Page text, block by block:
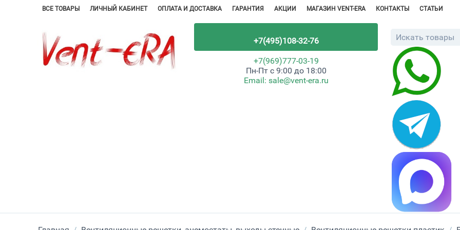
ВСЕ ТОВАРЫ ЛИЧНЫЙ КАБИНЕТ ОПЛАТА И ДОСТАВКА ГАРАНТИЯ АКЦИИ МАГАЗИН VENT-ERA КОНТАКТЫ СТАТЬИ
+7(495)108-32-76
+7(969)777-03-19
Пн-Пт с 9:00 до 18:00
Email: sale@vent-era.ru